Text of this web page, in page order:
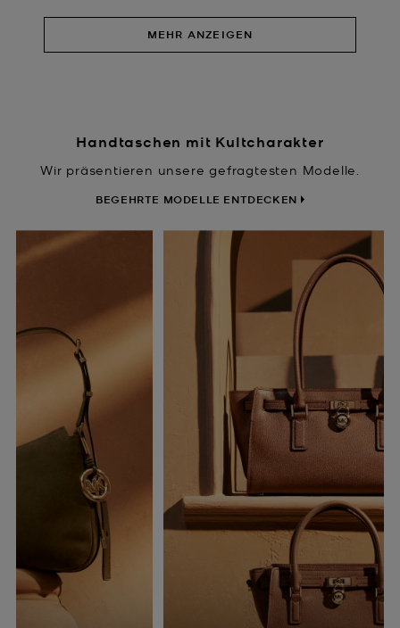
MEHR ANZEIGEN
Handtaschen mit Kultcharakter
Wir präsentieren unsere gefragtesten Modelle.
BEGEHRTE MODELLE ENTDECKEN